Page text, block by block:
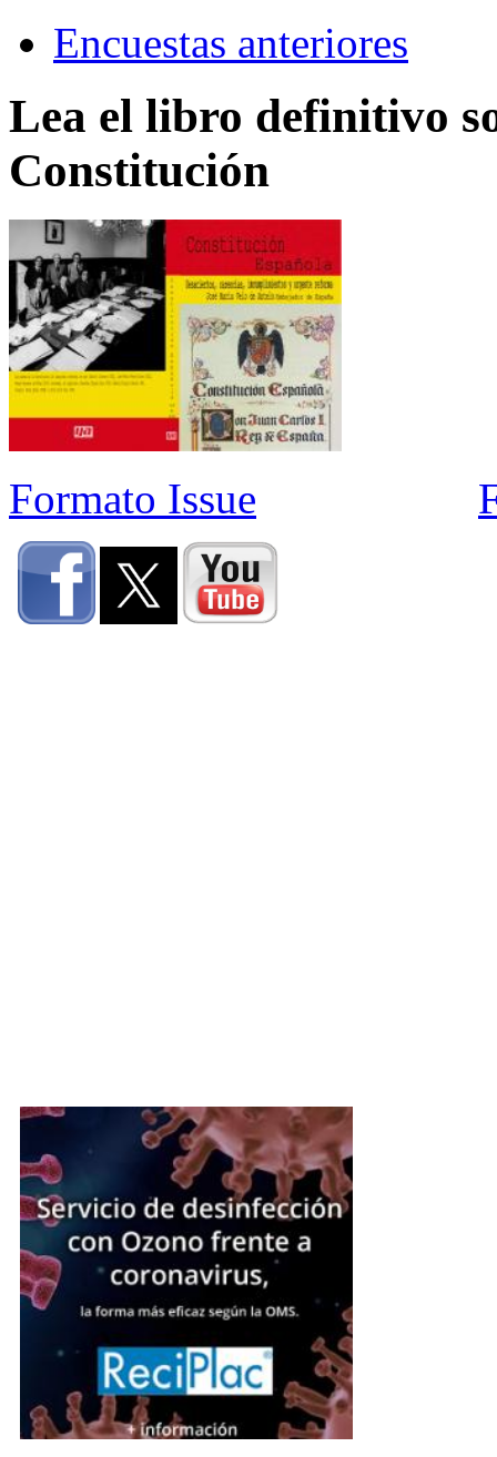
Encuestas anteriores
Lea el libro definitivo
Constitución
Formato Issue